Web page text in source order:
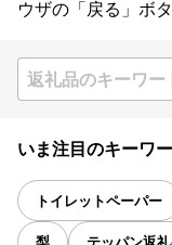
ウザの「戻る」ボ
いま注目のキーワ
トイレットペーパー